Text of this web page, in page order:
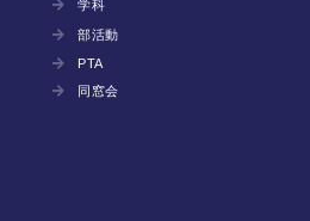
学科
部活動
PTA
同窓会